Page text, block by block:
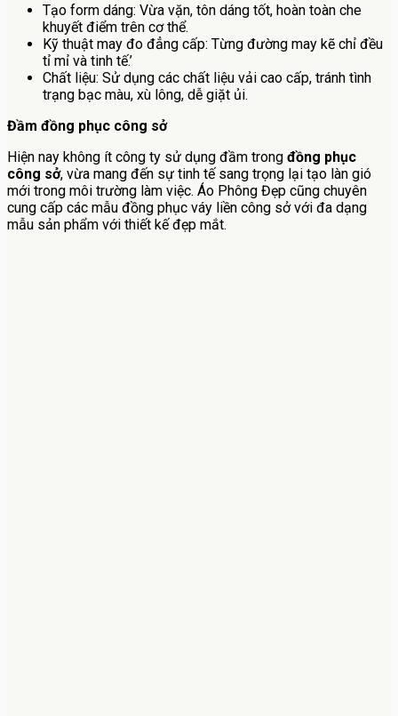
Tạo form dáng: Vừa vặn, tôn dáng tốt, hoàn toàn che
khuyết điểm trên cơ thể.
Kỹ thuật may đo đẳng cấp: Từng đường may kẽ chỉ đều
tỉ mỉ và tinh tế.’
Chất liệu: Sử dụng các chất liệu vải cao cấp, tránh tình
trạng bạc màu, xù lông, dễ giặt ủi.
Đầm đồng phục công sở
Hiện nay không ít công ty sử dụng đầm trong đồng phục
công sở, vừa mang đến sự tinh tế sang trọng lại tạo làn gió
mới trong môi trường làm việc. Áo Phông Đẹp cũng chuyên
cung cấp các mẫu đồng phục váy liền công sở với đa dạng
mẫu sản phẩm với thiết kế đẹp mắt.